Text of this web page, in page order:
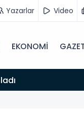
Yazarlar Video
EKONOMİ